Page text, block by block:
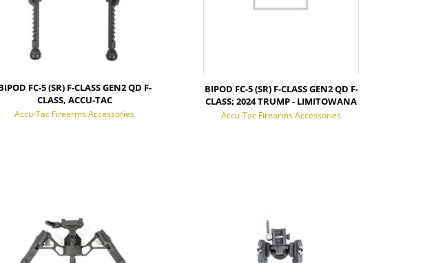
FC-5 (SR) F-CLASS GEN2 QD F-
CLASS, ACCU-TAC
Accu-Tac Firearms Accessories
BIPOD FC-5 (SR) F-CLASS GEN2 QD F-
CLASS; 2024 TRUMP - LIMITOWANA
EDYCJA; ACCU-TAC
Accu-Tac Firearms Accessories